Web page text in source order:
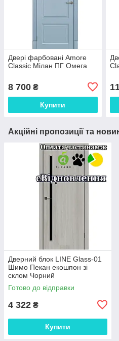
Двері фарбовані Amore
Classic Мілан ПГ Омега
8 700 ₴
Купити
Акційні пропозиції та
Дверний блок LINE Glass-01
Шимо Пекан екошпон зі
склом Чорний
Готово до відправки
4 322 ₴
Купити